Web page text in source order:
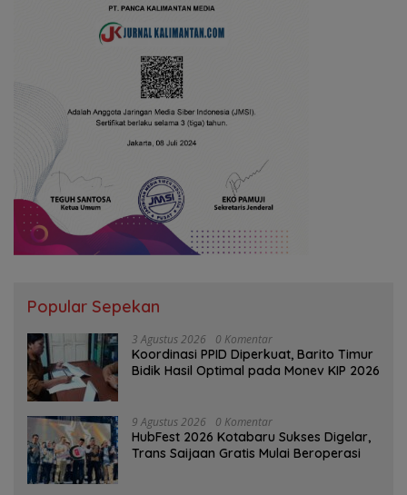
Popular Sepekan
3 Agustus 2026 0 Komentar
Koordinasi PPID Diperkuat, Barito Timur
Bidik Hasil Optimal pada Monev KIP 2026
9 Agustus 2026 0 Komentar
HubFest 2026 Kotabaru Sukses Digelar,
Trans Saijaan Gratis Mulai Beroperasi